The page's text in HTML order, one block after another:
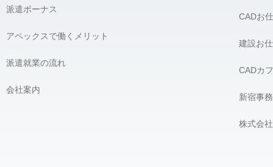
派遣ボーナス
アペックスで働くメリット
派遣就業の流れ
会社案内
CADお
建設お
CADカ
新宿事
株式会